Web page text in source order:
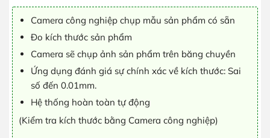
Camera công nghiệp chụp mẫu sản phẩm có sẵn
Đo kích thước sản phẩm
Camera sẽ chụp ảnh sản phẩm trên băng chuyền
Ứng dụng đánh giá sự chính xác về kích thước: Sai
số đến 0.01mm.
Hệ thống hoàn toàn tự động
(Kiểm tra kích thước bằng Camera công nghiệp)